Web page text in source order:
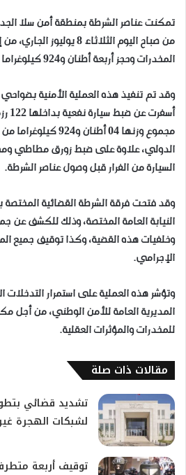
تمكنت عناصر الشرطة بمنطقة أمن سلا
من صباح اليوم الثلاثاء 8
المخدرات وحجز أربعة أطنان و924 كيلوغراما من مخدر الشيرا.
وقد تم تنفيذ هذه العملية الأمنية
مجموع وزنها 04 أطنان
الدولي، علاوة على ضبط زورق مطاطي
السيارة من الفرار قبل وصول عناصر الشرطة.
وقد فتحت فرقة الشرطة القضائية المختصة
النيابة العامة المختصة، وذلك للكشف عن
وخلفيات هذه القضية، وكذا توقيف جميع
الإجرامي.
وتؤشر هذه العملية على استمرار التدخلات
المديرية العامة للأمن الوطني، من أجل
للمخدرات والمؤثرات العقلية.
مقالات ذات صلة
تشديد قضائي
لشبكات الهجرة
توقيف أربعة